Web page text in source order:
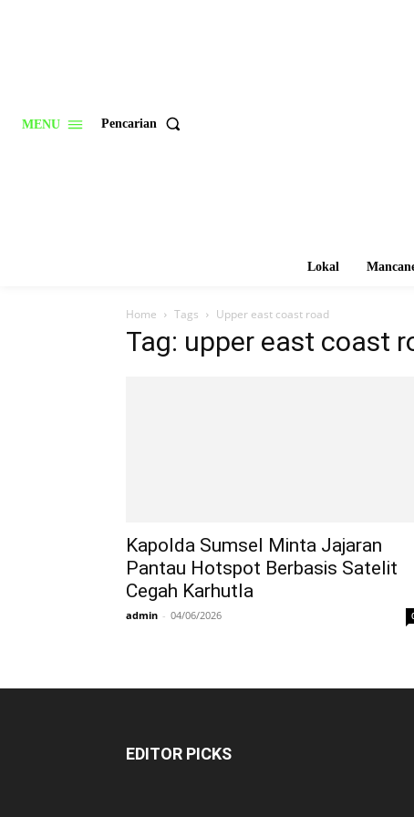
MENU Pencarian
Lokal
Home Tags Upper east coast road
Tag: upper east coast
Kapolda Sumsel Minta Jajaran
Pantau Hotspot Berbasis Satelit
Cegah Karhutla
admin - 04/06/2026
EDITOR PICKS